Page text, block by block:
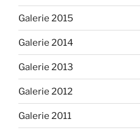
Galerie 2015
Galerie 2014
Galerie 2013
Galerie 2012
Galerie 2011